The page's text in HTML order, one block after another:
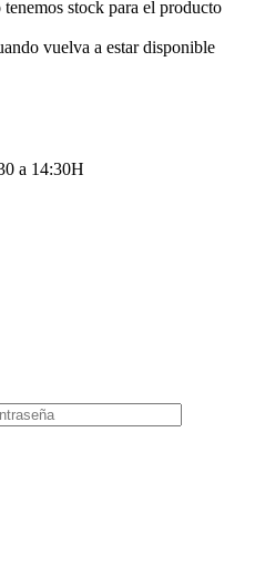
stock para el producto
vuelva a estar disponible
a 14:30H